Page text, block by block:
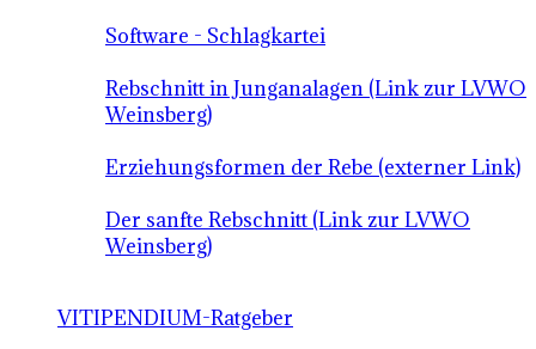
Software - Schlagkartei
Rebschnitt in Junganalagen (Link zur LVWO
Weinsberg)
Erziehungsformen der Rebe (externer Link)
Der sanfte Rebschnitt (Link zur LVWO
Weinsberg)
VITIPENDIUM-Ratgeber